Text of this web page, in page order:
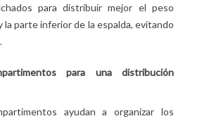
para distribuir mejor el peso
parte inferior de la espalda, evitando
para una distribución
ayudan a organizar los